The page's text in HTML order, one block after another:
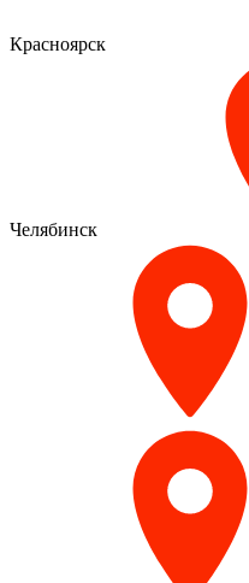
Красноярск
Челябинск